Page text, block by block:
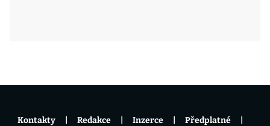
Kontakty Redakce Inzerce Předplatné